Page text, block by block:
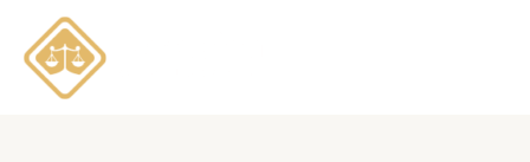
contenido